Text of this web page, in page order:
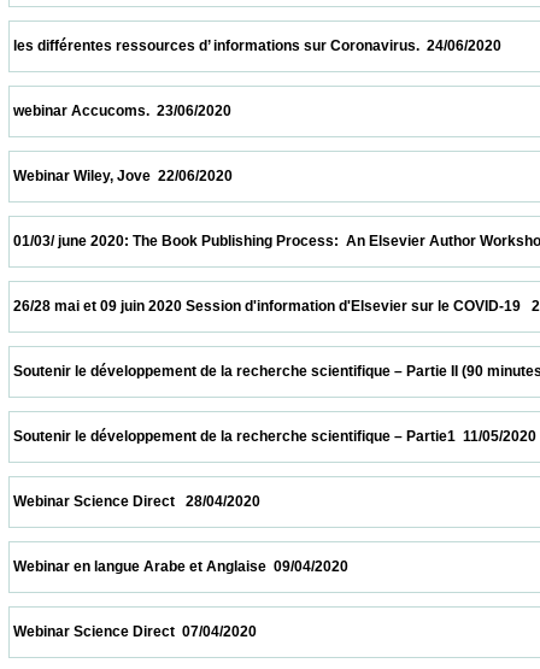
les différentes ressources d’ informations sur Coronavirus.  24/
webinar Accucoms.  23/06/2020
Webinar Wiley, Jove  22/06/2020
01/03/ june 2020: The Book Publishing Process:  An Elsevier
26/28 mai et 09 juin 2020 Session d'information d'Elsevier sur le
Soutenir le développement de la recherche scientifique – Partie II
Soutenir le développement de la recherche scientifique –
Webinar Science Direct   28/04/2020
Webinar en langue Arabe et Anglaise  09/04/2020
Webinar Science Direct  07/04/2020